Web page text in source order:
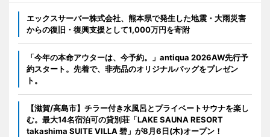
エックスサーバー株式会社、熊本県で発生した地震・大雨災害
からの復旧・復興支援として1,000万円を寄附
「今年の本命アウターは、今予約。」antiqua 2026AW先行予
約スタート。先着で、非売品のオリジナルバッグをプレゼン
ト。
【滋賀/高島市】チラー付き水風呂とプライベートサウナを楽し
む。最大14名宿泊可の貸別荘「LAKE SAUNA RESORT
takashima SUITE VILLA 碧」が8月6日(木)オープン！